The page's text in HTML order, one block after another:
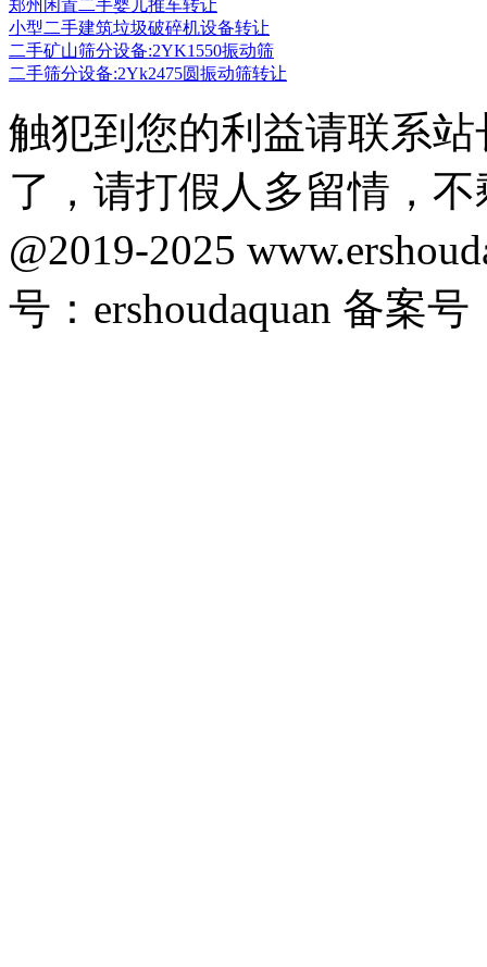
郑州闲置二手婴儿推车转让
小型二手建筑垃圾破碎机设备转让
二手矿山筛分设备:2YK1550振动筛
二手筛分设备:2Yk2475圆振动筛转让
触犯到您的利益请联系
了，请打假人多留情，
@2019-2025
号：ershoudaquan 备案